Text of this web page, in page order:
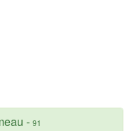
- 91